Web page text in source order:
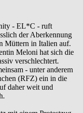
- EL*C - ruft
der Aberkennung
Müttern in Italien auf.
Meloni hat sich die
verschlechtert.
- unter anderem
(RFZ) ein in die
daher weit und